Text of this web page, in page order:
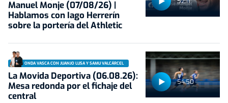
Manuel Monje (07/08/26) |
Hablamos con Iago Herrerín
sobre la portería del Athletic
54:50
ONDA VASCA CON JUANJO LUSA Y SAMU VALCÁRCEL
La Movida Deportiva (06.08.26):
Mesa redonda por el fichaje del
central